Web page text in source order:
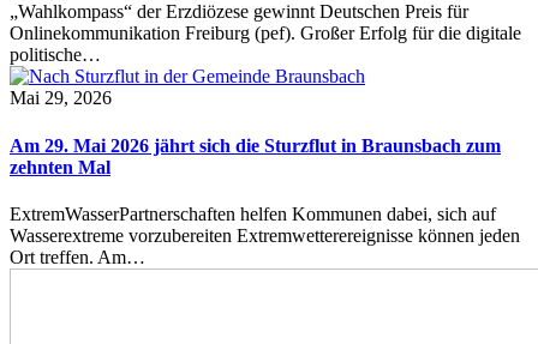
„Wahlkompass“ der Erzdiözese gewinnt Deutschen Preis für
Onlinekommunikation Freiburg (pef). Großer Erfolg für die digitale
politische…
Mai 29, 2026
Am 29. Mai 2026 jährt sich die Sturzflut in Braunsbach zum
zehnten Mal
ExtremWasserPartnerschaften helfen Kommunen dabei, sich auf
Wasserextreme vorzubereiten Extremwetterereignisse können jeden
Ort treffen. Am…